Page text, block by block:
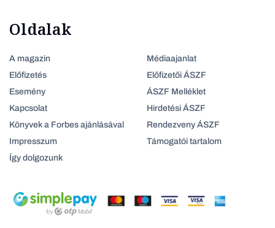
Oldalak
A magazin
Előfizetés
Esemény
Kapcsolat
Könyvek a Forbes ajánlásával
Impresszum
Így dolgozunk
Médiaajanlat
Előfizetői ÁSZF
ÁSZF Melléklet
Hirdetési ÁSZF
Rendezveny ÁSZF
Támogatói tartalom